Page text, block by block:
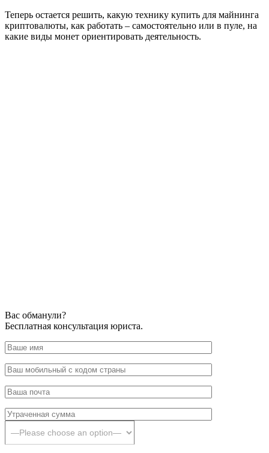
Теперь остается решить, какую технику купить для майнинга
криптовалюты, как работать – самостоятельно или в пуле, на
какие виды монет ориентировать деятельность.
Вас обманули?
Бесплатная консультация юриста.